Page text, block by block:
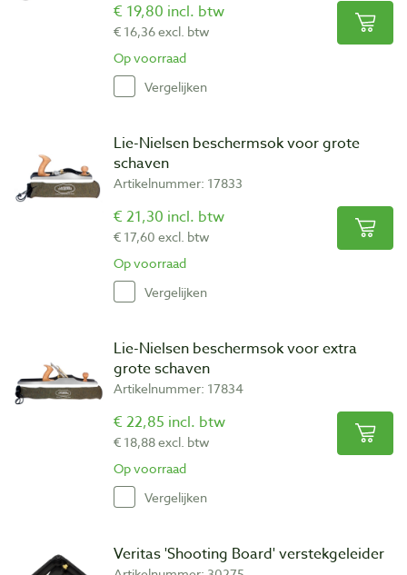
€ 19,80 incl. btw
€ 16,36 excl. btw
Op voorraad
Vergelijken
Lie-Nielsen beschermsok voor grote
schaven
Artikelnummer: 17833
€ 21,30 incl. btw
€ 17,60 excl. btw
Op voorraad
Vergelijken
Lie-Nielsen beschermsok voor extra
grote schaven
Artikelnummer: 17834
€ 22,85 incl. btw
€ 18,88 excl. btw
Op voorraad
Vergelijken
Veritas 'Shooting Board' verstekgeleider